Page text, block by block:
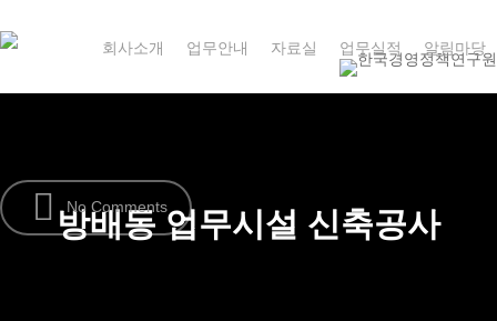
to
content
회사소개 업무안내 자료실 업무실적 알림마당
방배동 업무시설 신축공사
No Comments